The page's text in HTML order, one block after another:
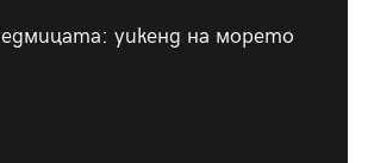
уикенд на морето